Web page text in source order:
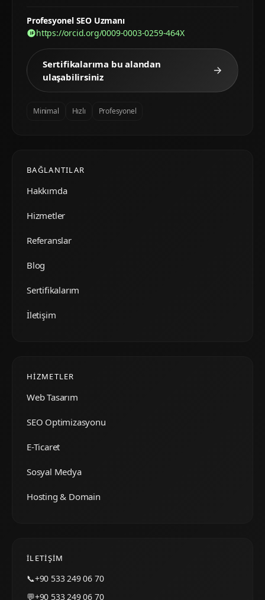
Profesyonel SEO Uzmanı
https://orcid.org/0009-0003-0259-464X
Sertifikalarıma bu alandan
ulaşabilirsiniz
Minimal Hızlı Profesyonel
BAĞLANTILAR
Hakkımda
Hizmetler
Referanslar
Blog
Sertifikalarım
İletişim
HIZMETLER
Web Tasarım
SEO Optimizasyonu
E-Ticaret
Sosyal Medya
Hosting & Domain
İLETIŞIM
📞+90 533 249 06 70
💬+90 533 249 06 70